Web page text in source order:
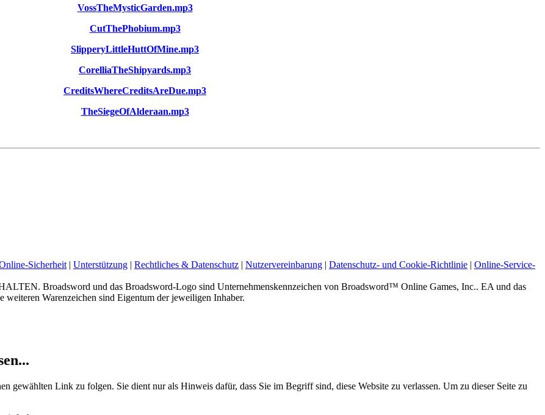
VossTheMysticGarden.mp3
CutThePhobium.mp3
SlipperyLittleHuttOfMine.mp3
CorelliaTheShipyards.mp3
CreditsWhereCreditsAreDue.mp3
TheSiegeOfAlderaan.mp3
Sicherheit | Unterstützung | Rechtliches & Datenschutz | Nutzervereinbarung | Datenschutz- und Cookie-Richtlinie | Online-Service-
Broadsword und das Broadsword-Logo sind Unternehmenskennzeichen von Broadsword™ Online Games, Inc.. EA und das
Warenzeichen sind Eigentum der jeweiligen Inhaber.
gewählten Link zu folgen. Sie dient nur als Hinweis dafür, dass Sie im Begriff sind, diese Website zu verlassen. Um zu dieser Seite zu